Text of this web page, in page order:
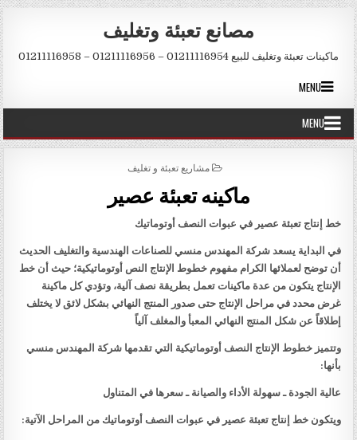
Skip to content
مصانع تعبئة وتغليف
ماكينات تعبئة وتغليف للبيع 01211116954 – 01211116956 – 01211116958
MENU
MENU
POSTED IN
مشاريع تعبئة و تغليف
ماكينه تعبئة عصير
خط إنتاج تعبئة عصير في عبوات النصف أوتوماتيك
في البداية يسعد شركة المهندس منسي للصناعات الهندسية والتغليف الحديث
أن توضح لعملائها الكرام مفهوم خطوط الإنتاج النص أوتوماتيكية؛ حيث أن خط
الإنتاج يتكون من عدة ماكينات تعمل بطريقة نصف آلية، وتؤدي كل ماكينة
غرض محدد في مراحل الإنتاج حتى صدور المنتج النهائي بشكل لائق لا يختلف
إطلاقاً عن شكل المنتج النهائي المعبأ والمغلف آلياً
وتتميز خطوط الإنتاج النصف أوتوماتيكية التي تقدمها شركة المهندس منسي
بأنها:
عالية الجودة ـ سهولة الأداء والصيانة ـ سعرها في المتناول
ويتكون خط إنتاج تعبئة عصير في عبوات النصف أوتوماتيك من المراحل الآتية: